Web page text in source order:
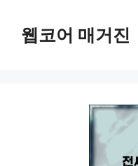
웹코어 매거진